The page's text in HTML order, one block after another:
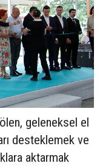
geleneksel el
desteklemek ve
aktarmak